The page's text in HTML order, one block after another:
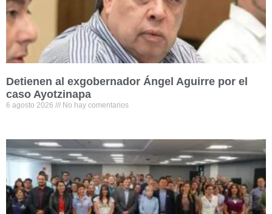
Detienen al exgobernador Ángel Aguirre por el
caso Ayotzinapa
6 agosto 2026 No hay comentarios